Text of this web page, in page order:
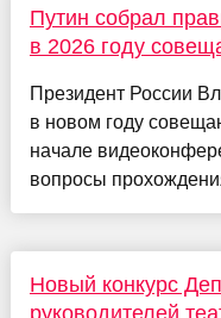
Путин собрал
в 2026 году
Президент России
в новом году
начале
вопросы
Новый конкурс